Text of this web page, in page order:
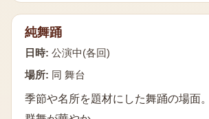
純舞踊
日時: 公演中(各回)
場所: 同 舞台
季節や名所を題材にした舞踊の場面